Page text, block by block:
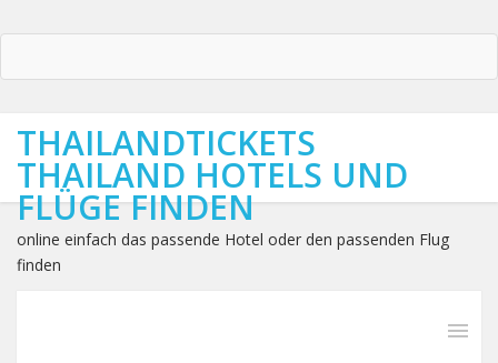
THAILANDTICKETS
THAILAND HOTELS UND
FLÜGE FINDEN
online einfach das passende Hotel oder den passenden Flug
finden